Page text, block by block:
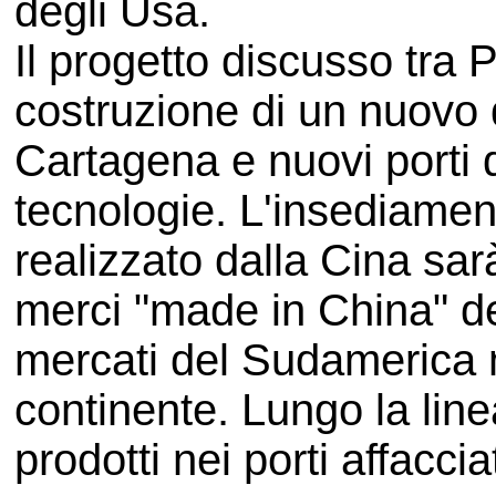
degli Usa.
Il progetto discusso tra
costruzione di un
Cartagena e nuovi porti
tecnologie.
realizzato dalla Cina
merci "made in China"
mercati del
continente. Lungo la
prodotti nei porti